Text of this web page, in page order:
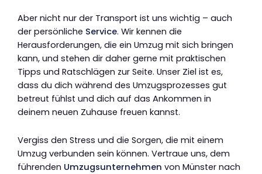
Aber nicht nur der Transport ist uns wichtig – auch
der persönliche Service. Wir kennen die
Herausforderungen, die ein Umzug mit sich bringen
kann, und stehen dir daher gerne mit praktischen
Tipps und Ratschlägen zur Seite. Unser Ziel ist es,
dass du dich während des Umzugsprozesses gut
betreut fühlst und dich auf das Ankommen in
deinem neuen Zuhause freuen kannst.
Vergiss den Stress und die Sorgen, die mit einem
Umzug verbunden sein können. Vertraue uns, dem
führenden Umzugsunternehmen von Münster nach